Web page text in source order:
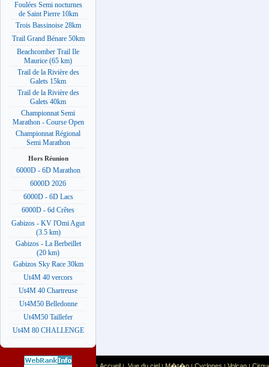
Foulées Semi nocturnes
de Saint Pierre 10km
Trois Bassinoise 28km
Trail Grand Bénare 50km
Beachcomber Trail Ile
Maurice (65 km)
Trail de la Rivière des
Galets 15km
Trail de la Rivière des
Galets 40km
Championnat Semi
Marathon - Course Open
Championnat Régional
Semi Marathon
Hors Réunion
6000D - 6D Marathon
6000D 2026
6000D - 6D Lacs
6000D - 6d Crêtes
Gabizos - KV l'Omi Agut
(3.5 km)
Gabizos - La Berbeillet
(20 km)
Gabizos Sky Race 30km
Ut4M 40 vercors
Ut4M 40 Chartreuse
Ut4M50 Belledonne
Ut4M50 Taillefer
Ut4M 80 CHALLENGE